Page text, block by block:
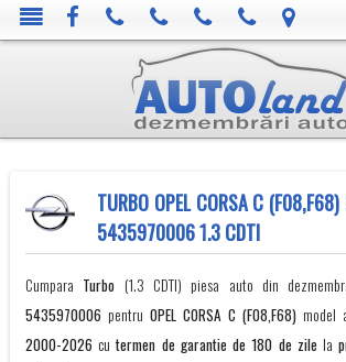
TURBO OPEL CORSA C
5435970006 1.3 CDTI
Cumpara Turbo (1.3 CDTI) piesa auto din
5435970006 pentru OPEL CORSA C (F08,F68) model
2000-2026 cutermen de garantie de 180 de zile la